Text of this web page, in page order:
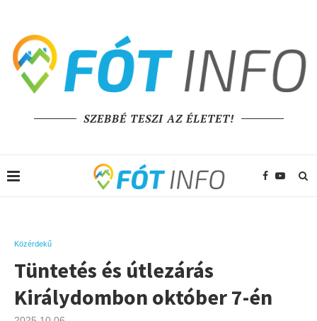
SZEBBÉ TESZI AZ ÉLETET!
Közérdekű
Tüntetés és útlezárás
Királydombon október 7-én